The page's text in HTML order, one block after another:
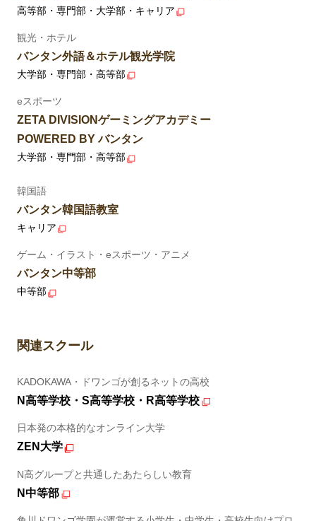
高等部・専門部・大学部・キャリア
観光・ホテル
バンタン外語＆ホテル観光学院
大学部・専門部・高等部
eスポーツ
ZETA DIVISIONゲーミングアカデミー
POWERED BY バンタン
大学部・専門部・高等部
韓国語
バンタン韓国語教室
キャリア
ゲーム・イラスト・eスポーツ・アニメ
バンタン中等部
中等部
関連スクール
KADOKAWA・ドワンゴが創るネットの高校
N高等学校・S高等学校・R高等学校
日本発の本格的なオンライン大学
ZEN大学
N高グループと共通したあたらしい教育
N中等部